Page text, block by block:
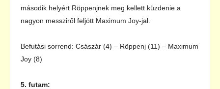
második helyért Röppenjnek meg kellett küzdenie a
nagyon messziről feljött Maximum Joy-jal.
Befutási sorrend: Császár (4) – Röppenj (11) – Maximum
Joy (8)
5. futam: